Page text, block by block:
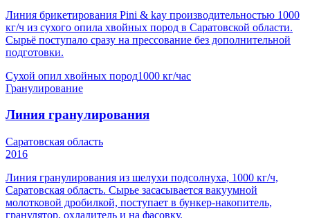
Линия брикетирования Pini & kay производительностью 1000
кг/ч из сухого опила хвойных пород в Саратовской области.
Сырьё поступало сразу на прессование без дополнительной
подготовки.
Сухой опил хвойных пород1000 кг/час
Гранулирование
Линия гранулирования
Саратовская область
2016
Линия гранулирования из шелухи подсолнуха, 1000 кг/ч,
Саратовская область. Сырье засасывается вакуумной
молотковой дробилкой, поступает в бункер-накопитель,
гранулятор, охладитель и на фасовку.